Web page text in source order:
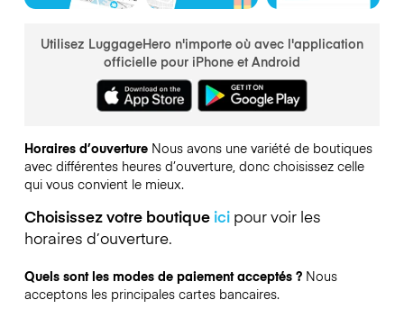
Utilisez LuggageHero n'importe où avec l'application
officielle pour iPhone et Android
Horaires d’ouverture Nous avons une variété de boutiques
avec différentes heures d’ouverture, donc choisissez celle
qui vous convient le mieux.
Choisissez votre boutique icipour voir les
horaires d’ouverture.
Quels sont les modes de paiement acceptés ? Nous
acceptons les principales cartes bancaires.